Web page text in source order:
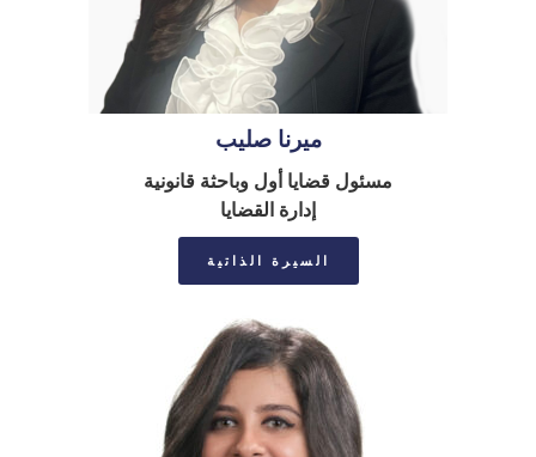
ميرنا صليب
مسئول قضايا أول وباحثة قانونية
إدارة القضايا
السيرة الذاتية